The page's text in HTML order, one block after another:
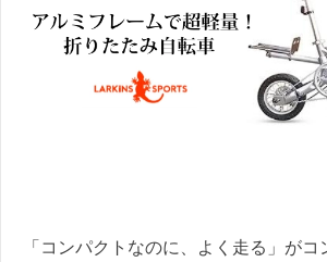
「コンパクトなのに、よく走る」が